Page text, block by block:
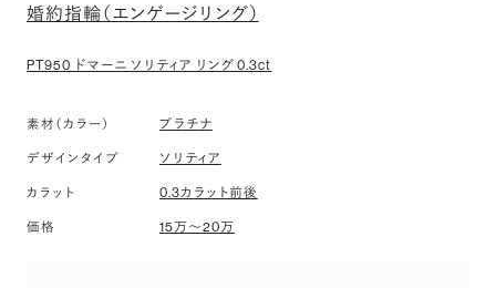
婚約指輪（エンゲージリング）
PT950 ドマーニ ソリティア リング 0.3ct
素材（カラー） プラチナ
デザインタイプ ソリティア
カラット 0.3カラット前後
価格 15万〜20万